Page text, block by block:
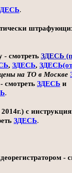
.
- смотреть ЗДЕСЬ
, ЗДЕСЬ,
на ТО в Москве
смотреть ЗДЕСЬ и
.
с
ЗДЕСЬ.
-